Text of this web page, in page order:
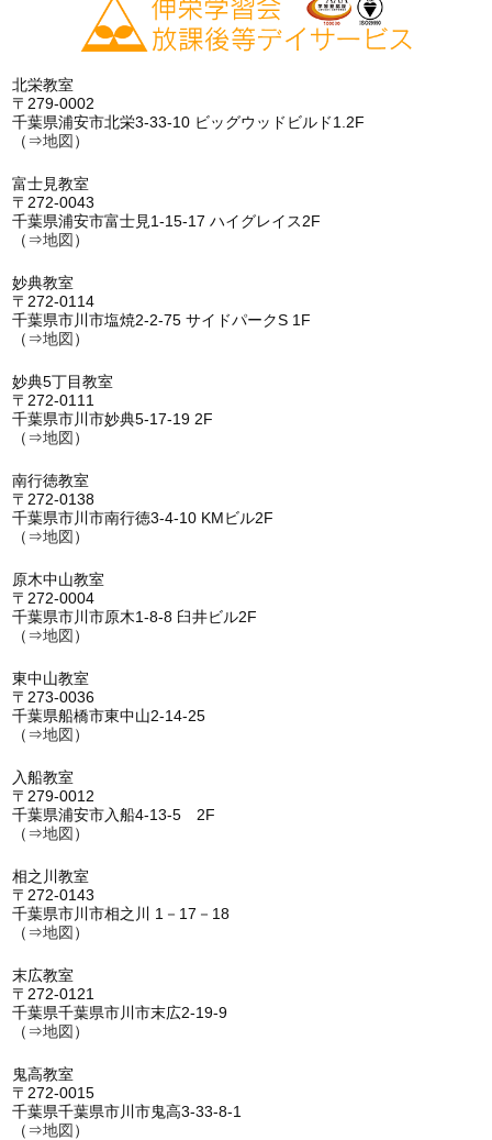
北栄教室
〒279-0002
千葉県浦安市北栄3-33-10 ビッグウッドビルド1.2F
（⇒地図 ）
富士見教室
〒272-0043
千葉県浦安市富士見1-15-17 ハイグレイス2F
（⇒地図 ）
妙典教室
〒272-0114
千葉県市川市塩焼2-2-75 サイドパークS 1F
（⇒地図 ）
妙典5丁目教室
〒272-0111
千葉県市川市妙典5-17-19 2F
（⇒地図 ）
南行徳教室
〒272-0138
千葉県市川市南行徳3-4-10 KMビル2F
（⇒地図 ）
原木中山教室
〒272-0004
千葉県市川市原木1-8-8 臼井ビル2F
（⇒地図 ）
東中山教室
〒273-0036
千葉県船橋市東中山2-14-25
（⇒地図 ）
入船教室
〒279-0012
千葉県浦安市入船4-13-5 2F
（⇒地図 ）
相之川教室
〒272-0143
千葉県市川市相之川 1－17－18
（⇒地図 ）
末広教室
〒272-0121
千葉県千葉県市川市末広2-19-9
（⇒地図 ）
鬼高教室
〒272-0015
千葉県千葉県市川市鬼高3-33-8-1
（⇒地図 ）